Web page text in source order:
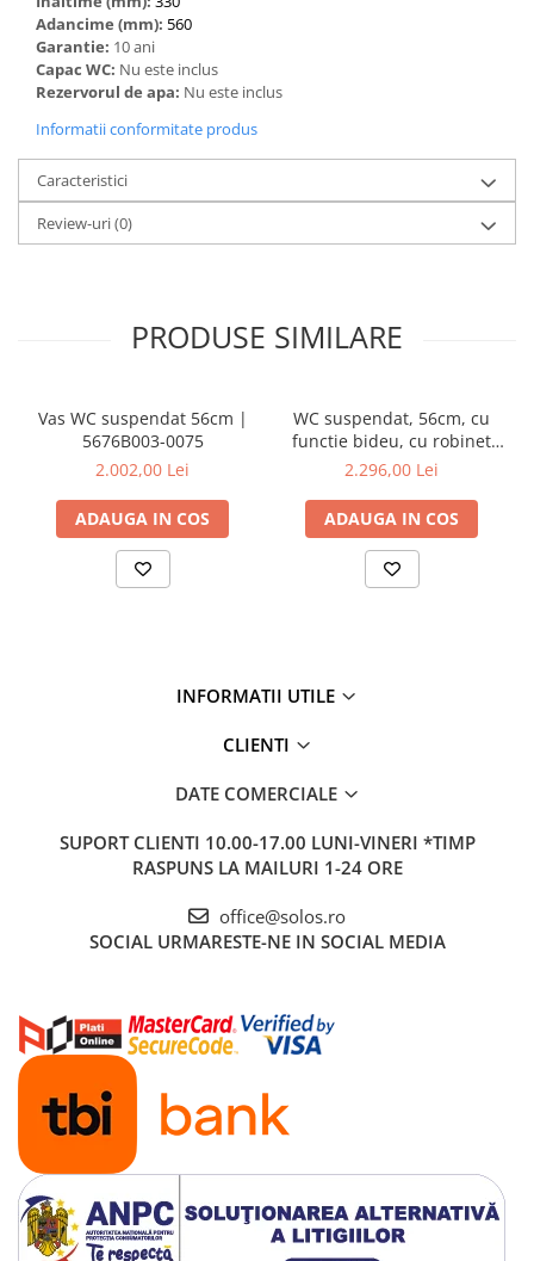
Adancime (mm): 560
Garantie: 10 ani
Capac WC: Nu este inclus
Rezervorul de apa: Nu este inclus
Informatii conformitate produs
Caracteristici
Review-uri(0)
PRODUSE SIMILARE
Vas WC suspendat 56cm |
5676B003-0075
2.002,00 Lei
ADAUGA IN COS
WC suspendat, 56cm, cu
functie bideu, cu robinet
incastrat pe stanga |
2.296,00 Lei
ADAUGA IN COS
INFORMATII UTILE
CLIENTI
DATE COMERCIALE
SUPORT CLIENTI 10.00-17.00 LUNI-VINERI *TIMP
RASPUNS LA MAILURI 1-24 ORE
office@solos.ro
SOCIAL URMARESTE-NE IN SOCIAL MEDIA